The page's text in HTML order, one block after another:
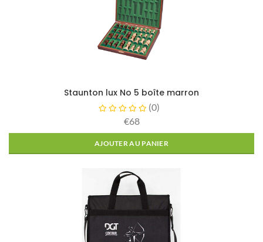
Staunton lux No 5 boîte marron
(0)
€68
AJOUTER AU PANIER